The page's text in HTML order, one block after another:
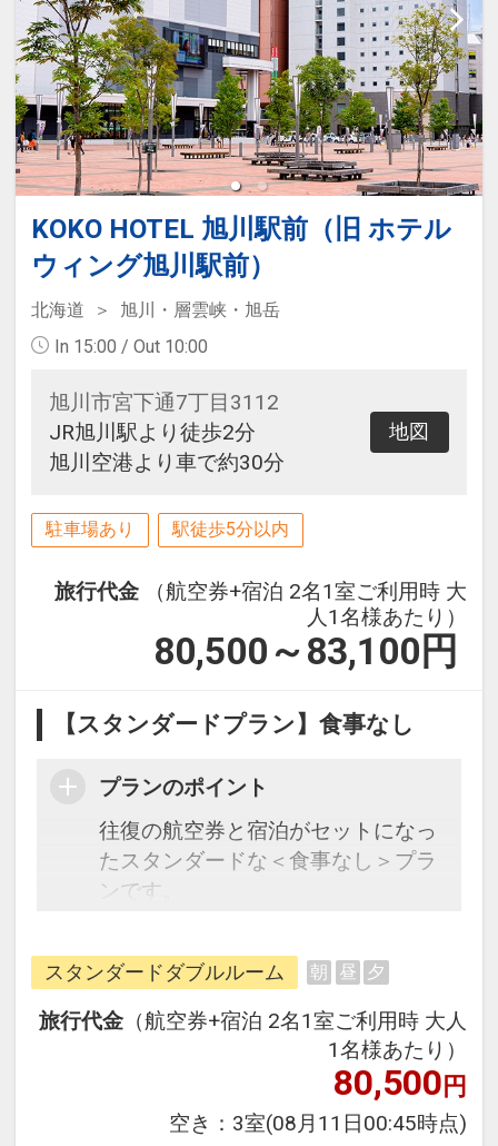
KOKO HOTEL 旭川駅前（旧 ホテル
ウィング旭川駅前）
北海道
旭川・層雲峡・旭岳
In 15:00 / Out 10:00
旭川市宮下通7丁目3112
JR旭川駅より徒歩2分
旭川空港より車で約30分
地図
駐車場あり 駅徒歩5分以内
旅行代金
（航空券+宿泊 2名1室ご利用時 大
人1名様あたり）
80,500～83,100 円
【スタンダードプラン】食事なし
プランのポイント
往復の航空券と宿泊がセットになっ
たスタンダードな＜食事なし＞プラ
ンです。
できるダイナミックパッケージだか
ら、一都市滞在はもちろん周遊旅行
にも最適！
旅行期間中の1泊だけの宿泊や延
泊・飛び泊なども自由自在です。
フライトは、安心のJAL（または
JALグループ）確約！フライトマイ
スタンダードダブルルーム 朝 昼 夕
旅行代金 （航空券+宿泊 2名1室ご利用時 大人
1名様あたり）
80,500円
空き： 3室(08月11日00:45時点)